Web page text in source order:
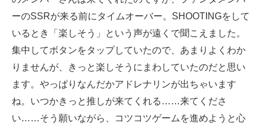
ーのSSRが来る前にタイムオーバー。SHOOTINGをして
いるとき「楽しそう」という声が遠くで聞こえました。
集中してボタンをタップしていたので、あまりよくわか
りませんが、きっと楽しそうにまわしていたのだと思い
ます。やっぱりなんだかアドレナリンが出ちゃいます
ね。いつかきっと推しが来てくれる……来てくださ
い……そう願いながら、コツコツゲームを進めようと心